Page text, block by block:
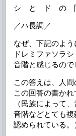
シ と ド の 間
／ハ長調／
なぜ、下記のよう
ドレミファソラ
音階と感じるので
この答えは、人
この回答の書かれ
（民族によって
音階などとても
認められている。